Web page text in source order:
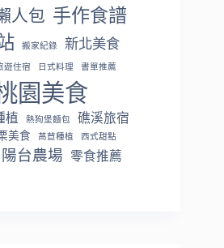
人包 手作食譜
搬家紀錄 新北美食
遊住宿 日式料理 書單推薦
園美食
植 熱狗堡麵包 礁溪旅宿
美食 萵苣種植 西式甜點
陽台農場
零食推薦